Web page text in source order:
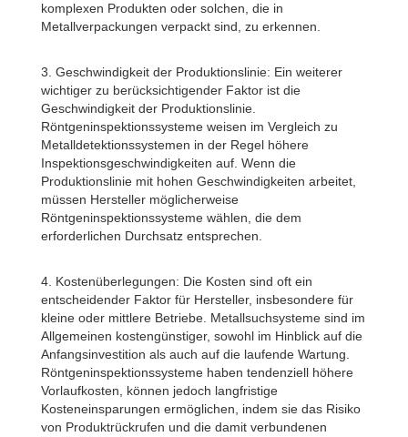
komplexen Produkten oder solchen, die in
Metallverpackungen verpackt sind, zu erkennen.
3. Geschwindigkeit der Produktionslinie: Ein weiterer
wichtiger zu berücksichtigender Faktor ist die
Geschwindigkeit der Produktionslinie.
Röntgeninspektionssysteme weisen im Vergleich zu
Metalldetektionssystemen in der Regel höhere
Inspektionsgeschwindigkeiten auf. Wenn die
Produktionslinie mit hohen Geschwindigkeiten arbeitet,
müssen Hersteller möglicherweise
Röntgeninspektionssysteme wählen, die dem
erforderlichen Durchsatz entsprechen.
4. Kostenüberlegungen: Die Kosten sind oft ein
entscheidender Faktor für Hersteller, insbesondere für
kleine oder mittlere Betriebe. Metallsuchsysteme sind im
Allgemeinen kostengünstiger, sowohl im Hinblick auf die
Anfangsinvestition als auch auf die laufende Wartung.
Röntgeninspektionssysteme haben tendenziell höhere
Vorlaufkosten, können jedoch langfristige
Kosteneinsparungen ermöglichen, indem sie das Risiko
von Produktrückrufen und die damit verbundenen